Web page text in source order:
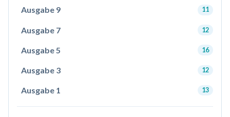
Ausgabe 9 11
Ausgabe 7 12
Ausgabe 5 16
Ausgabe 3 12
Ausgabe 1 13